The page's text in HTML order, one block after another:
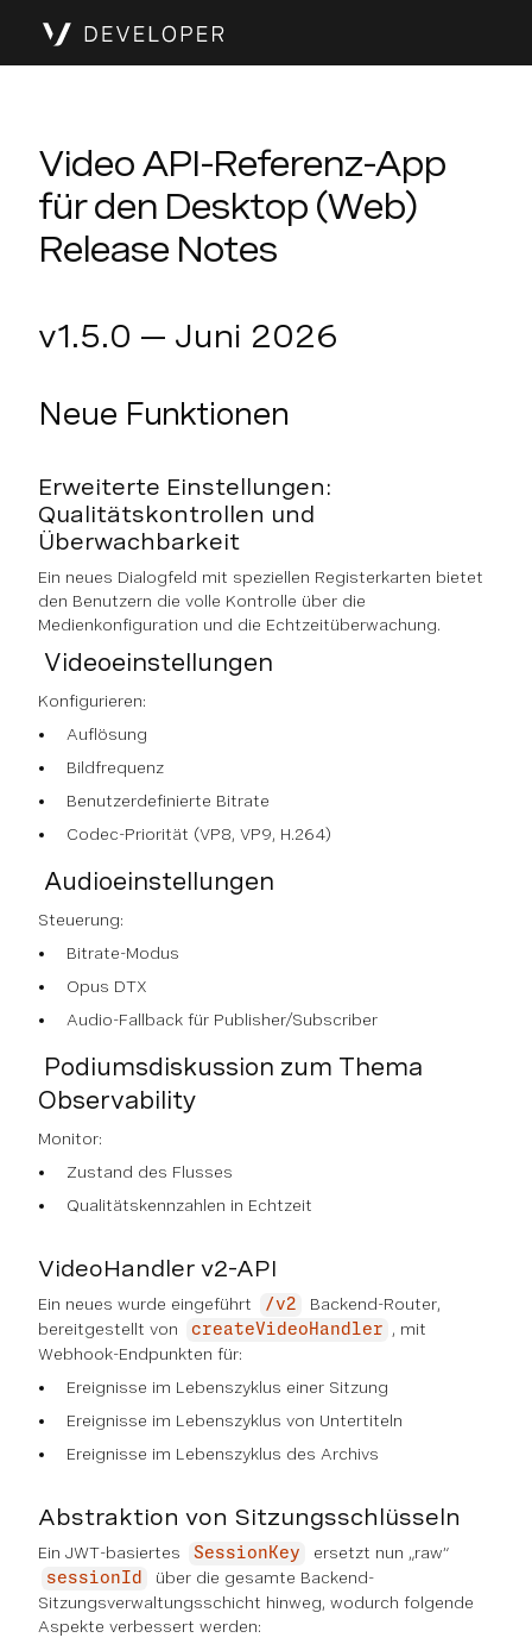
Video API-Referenz-App
für den Desktop (Web)
Release Notes
v1.5.0 — Juni 2026
Neue Funktionen
Erweiterte Einstellungen:
Qualitätskontrollen und
Überwachbarkeit
Ein neues Dialogfeld mit speziellen Registerkarten bietet
den Benutzern die volle Kontrolle über die
Medienkonfiguration und die Echtzeitüberwachung.
Videoeinstellungen
Konfigurieren:
Auflösung
Bildfrequenz
Benutzerdefinierte Bitrate
Codec-Priorität (VP8, VP9, H.264)
Audioeinstellungen
Steuerung:
Bitrate-Modus
Opus DTX
Audio-Fallback für Publisher/Subscriber
Podiumsdiskussion zum Thema
Observability
Monitor:
Zustand des Flusses
Qualitätskennzahlen in Echtzeit
VideoHandler v2-API
Ein neues wurde eingeführt /v2
Backend-Router,
bereitgestellt von
createVideoHandler
, mit
Webhook-Endpunkten für:
Ereignisse im Lebenszyklus einer Sitzung
Ereignisse im Lebenszyklus von Untertiteln
Ereignisse im Lebenszyklus des Archivs
Abstraktion von Sitzungsschlüsseln
Ein JWT-basiertes SessionKey ersetzt nun „raw“
sessionId
über die gesamte Backend-
Sitzungsverwaltungsschicht hinweg, wodurch folgende
Aspekte verbessert werden: